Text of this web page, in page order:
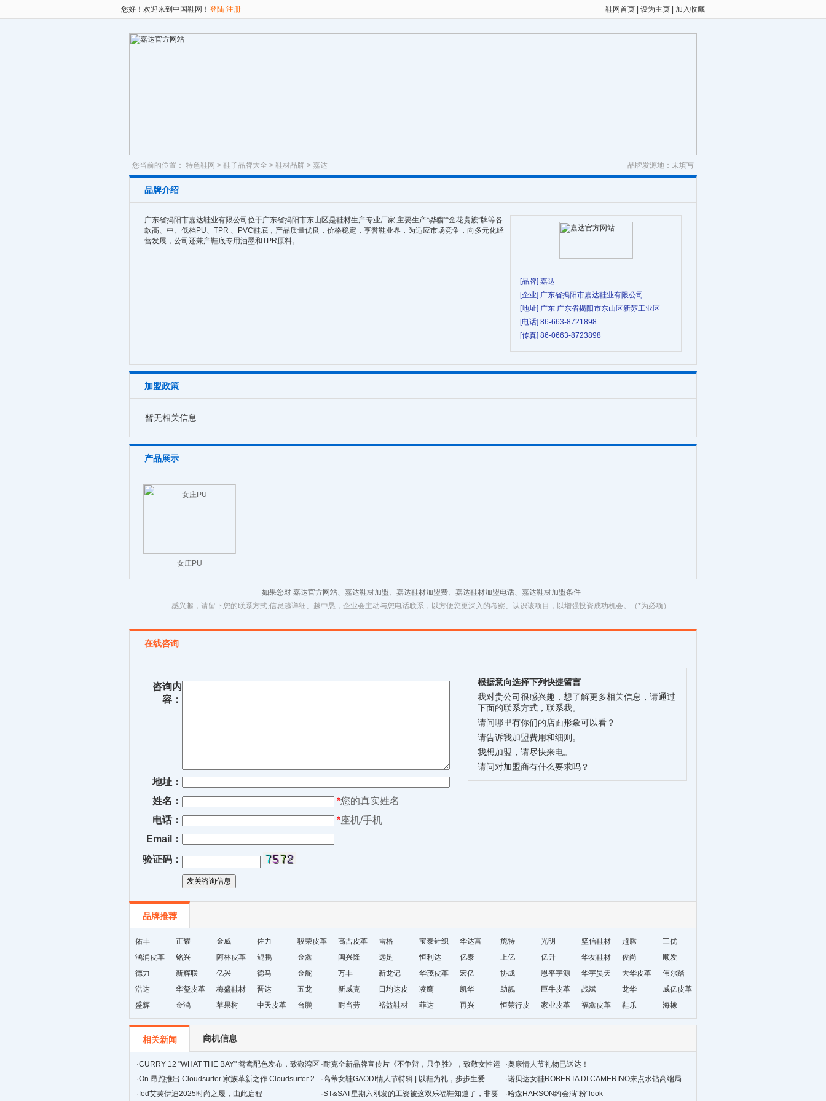
鞋网首页 设为主页 加入收藏
您好！欢迎来到中国鞋网！ 登陆 注册
品牌发源地：未填写
您当前的位置： 特色鞋网 > 鞋子品牌大全 > 鞋材品牌 > 嘉达
品牌介绍
[品牌] 嘉达
[企业] 广东省揭阳市嘉达鞋业有限公司
[地址] 广东 广东省揭阳市东山区新苏工业区
[电话] 86-663-8721898
[传真] 86-0663-8723898
广东省揭阳市嘉达鞋业有限公司位于广东省揭阳市东山区是鞋材生产专业厂家,主要生产“骅骝”“金花贵族”牌等各
款高、中、低档PU、TPR 、PVC鞋底，产品质量优良，价格稳定，享誉鞋业界，为适应市场竞争，向多元化经
营发展，公司还兼产鞋底专用油墨和TPR原料。
加盟政策
暂无相关信息
产品展示
女庄PU
如果您对 嘉达官方网站、嘉达鞋材加盟、嘉达鞋材加盟费、嘉达鞋材加盟电话、嘉达鞋材加盟条件
感兴趣，请留下您的联系方式,信息越详细、越中恳，企业会主动与您电话联系，以方便您更深入的考察、认识该项目，以增强投资成功机会。（*为必项）
在线咨询
咨询内
容：
地址：
姓名：
*您的真实姓名
电话：
*座机/手机
Email：
验证码：
根据意向选择下列快捷留言
我对贵公司很感兴趣，想了解更多相关信息，请通过
下面的联系方式，联系我。
请问哪里有你们的店面形象可以看？
请告诉我加盟费用和细则。
我想加盟，请尽快来电。
请问对加盟商有什么要求吗？
品牌推荐
佑丰 正耀 金威 佐力 骏荣皮革 高吉皮革 雷格
宝泰针织
（东莞）
有限公司
华达富 旎特 光明 坚信鞋材 超腾
三优
鸿润皮革
铭兴 阿林皮革 鲲鹏 金鑫 闽兴隆 远足 恒利达 亿泰 上亿 亿升 华友鞋材 俊尚
顺发
德力
新辉联 亿兴 德马 金舵 万丰 新龙记 华茂皮革 宏亿 协成
恩平宇源
无纺鞋材
华宇昊天 大华皮革
伟尔踏
浩达
华玺皮革 梅盛鞋材 晋达 五龙 新威克
日均达皮
革
凌鹰 凯华 助靓 巨牛皮革 战斌 龙华
威亿皮革
盛辉
金鸿 苹果树 中天皮革 台鹏 耐当劳 裕益鞋材 菲达 再兴
恒荣行皮
革
家业皮革 福鑫皮革 鞋乐 海橡
相关新闻 商机信息
·CURRY 12 "WHAT THE BAY" 鸳鸯配色发布，致敬湾区
传奇与全明星荣耀
·耐克全新品牌宣传片《不争辩，只争胜》，致敬女性运
动员和运动的力量
·奥康情人节礼物已送达！
·On 昂跑推出 Cloudsurfer 家族革新之作 Cloudsurfer 2
训练型跑鞋
·高蒂女鞋GAODI情人节特辑 | 以鞋为礼，步步生爱 ·诺贝达女鞋ROBERTA DI CAMERINO来点水钻高端局
·fed艾芙伊迪2025时尚之履，由此启程 ·ST&SAT星期六刚发的工资被这双乐福鞋知道了，非要 ·哈森HARSON约会满“粉“look